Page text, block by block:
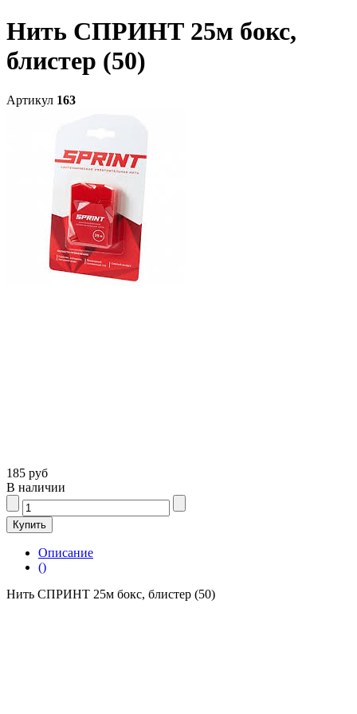
Нить СПРИНТ 25м бокс,
блистер (50)
Артикул 163
185 руб
В наличии
Описание
()
Нить СПРИНТ 25м бокс, блистер (50)